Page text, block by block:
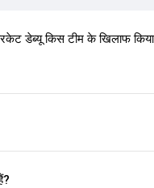
डेब्यू किस टीम के खिलाफ किया